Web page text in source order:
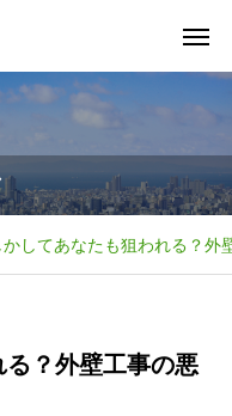
かしてあなたも狙われる？外
？外壁工事の悪